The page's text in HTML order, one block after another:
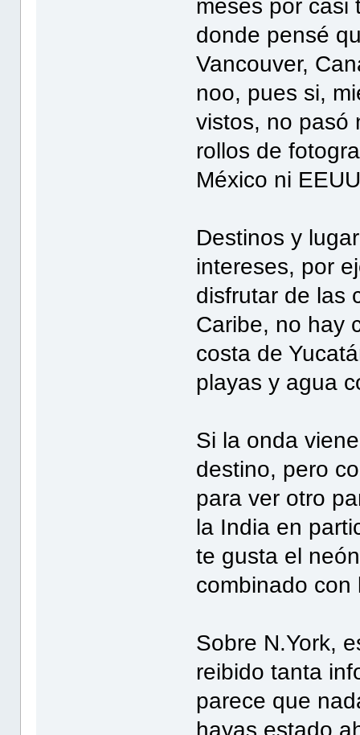
meses por casi
donde pensé
Vancouver,
noo, pues si,
vistos, no pasó
rollos de
México ni
Destinos y
intereses, por
disfrutar de las
Caribe, no hay
costa de
playas y agua
Si la onda
destino, pero
para ver otro
la India en
te gusta el
combinado con
Sobre N.York,
reibido tanta
parece que
hayas estado